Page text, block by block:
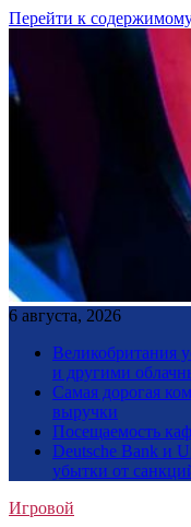
Перейти к
6 августа, 2026
Великобритания
и другими
Самая дорогая
выручки
Посещаемость
Deutsche Bank и
убытки от
Игровой